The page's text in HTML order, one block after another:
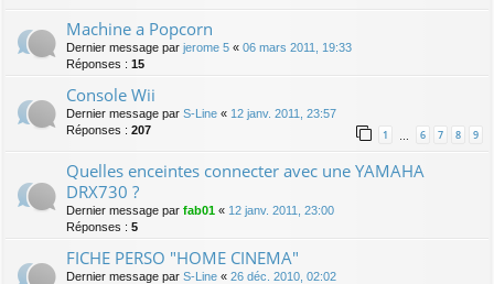
Machine a Popcorn
Dernier message par jerome 5 « 06 mars 2011, 19:33
Réponses : 15
Console Wii
Dernier message par S-Line « 12 janv. 2011, 23:57
Réponses : 207 1 6 7 8 9
Quelles enceintes connecter avec une YAMAHA
DRX730 ?
Dernier message par fab01 « 12 janv. 2011, 23:00
Réponses : 5
FICHE PERSO "HOME CINEMA"
Dernier message par S-Line « 26 déc. 2010, 02:02